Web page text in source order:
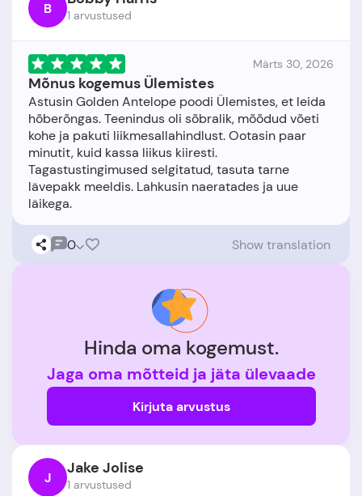
B 1 arvustused
Märts 30, 2026
Mõnus kogemus Ülemistes
Astusin Golden Antelope poodi Ülemistes, et leida
hõberõngas. Teenindus oli sõbralik, mõõdud võeti
kohe ja pakuti liikmesallahindlust. Ootasin paar
minutit, kuid kassa liikus kiiresti.
Tagastustingimused selgitatud, tasuta tarne
lävepakk meeldis. Lahkusin naeratades ja uue
0 Show translation
Hinda oma kogemust.
Jaga oma mõtteid ja jäta ülevaade
Kirjuta arvustus
J Jake Jolise
1 arvustused